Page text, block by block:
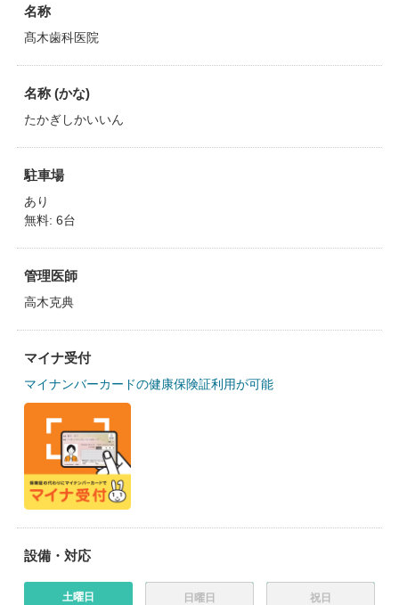
名称
髙木歯科医院
名称 (かな)
たかぎしかいいん
駐車場
あり
無料: 6台
管理医師
高木克典
マイナ受付
マイナンバーカードの健康保険証利用が可能
設備・対応
土曜日 日曜日 祝日